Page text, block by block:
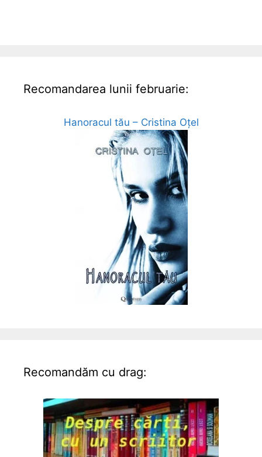
Recomandarea lunii februarie:
Hanoracul tău – Cristina Oțel
Recomandăm cu drag: